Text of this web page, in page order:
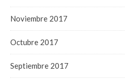
Noviembre 2017
Octubre 2017
Septiembre 2017